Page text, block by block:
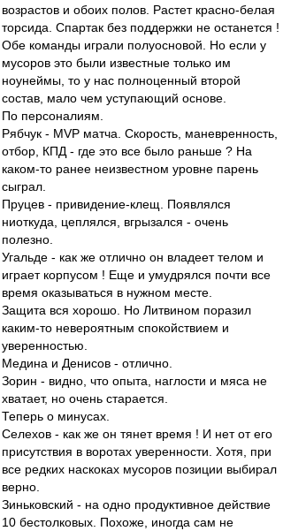
возрастов и обоих полов. Растет красно-белая
торсида. Спартак без поддержки не останется !
Обе команды играли полуосновой. Но если у
мусоров это были известные только им
ноунеймы, то у нас полноценный второй
состав, мало чем уступающий основе.
По персоналиям.
Рябчук - MVP матча. Скорость, маневренность,
отбор, КПД - где это все было раньше ? На
каком-то ранее неизвестном уровне парень
сыграл.
Пруцев - привидение-клещ. Появлялся
ниоткуда, цеплялся, вгрызался - очень
полезно.
Угальде - как же отлично он владеет телом и
играет корпусом ! Еще и умудрялся почти все
время оказываться в нужном месте.
Защита вся хорошо. Но Литвином поразил
каким-то невероятным спокойствием и
уверенностью.
Медина и Денисов - отлично.
Зорин - видно, что опыта, наглости и мяса не
хватает, но очень старается.
Теперь о минусах.
Селехов - как же он тянет время ! И нет от его
присутствия в воротах уверенности. Хотя, при
все редких наскоках мусоров позиции выбирал
верно.
Зиньковский - на одно продуктивное действие
10 бестолковых. Похоже, иногда сам не